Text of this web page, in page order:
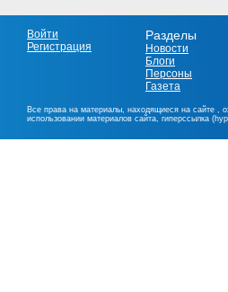
Войти
Регистрация
Разделы
Новости
Блоги
Персоны
Газета
Все права на материалы, находящиеся на сайте ,
использовании материалов сайта, гиперссылка